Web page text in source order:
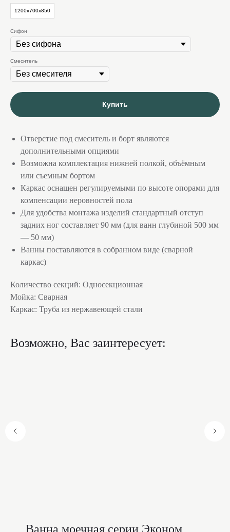
1200х700х850
Сифон
Cмеситель
Купить
Отверстие под смеситель и борт являются
дополнительными опциями
Возможна комплектация нижней полкой, объёмным
или съемным бортом
Каркас оснащен регулируемыми по высоте опорами для
компенсации неровностей пола
Для удобства монтажа изделий стандартный отступ
задних ног составляет 90 мм (для ванн глубиной 500 мм
— 50 мм)
Ванны поставляются в собранном виде (сварной
каркас)
Количество секций: Односекционная
Мойка: Сварная
Каркас: Труба из нержавеющей стали
Возможно, Вас заинтересует:
Ванна моечная серии Эконом